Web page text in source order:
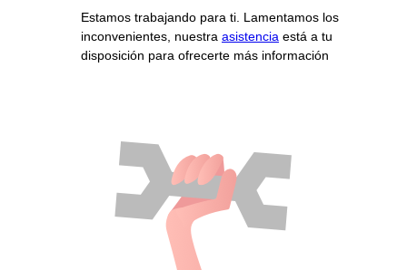
Estamos trabajando para ti. Lamentamos los
inconvenientes, nuestra asistencia está a tu
disposición para ofrecerte más información